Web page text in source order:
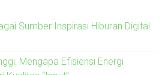
Sumber Inspirasi Hiburan Digital
Mengapa Efisiensi Energi